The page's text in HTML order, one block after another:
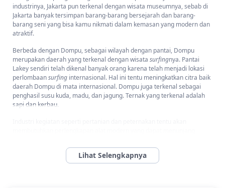
industrinya, Jakarta pun terkenal dengan wisata museumnya, sebab di
Jakarta banyak tersimpan barang-barang bersejarah dan barang-
barang seni yang bisa kamu nikmati dalam kemasan yang modern dan
atraktif.
Berbeda dengan Dompu, sebagai wilayah dengan pantai, Dompu
merupakan daerah yang terkenal dengan wisata surfingnya. Pantai
Lakey sendiri telah dikenal banyak orang karena telah menjadi lokasi
perlombaansurfing internasional. Hal ini tentu meningkatkan citra baik
daerah Dompu di mata internasional. Dompu juga terkenal sebagai
penghasil susu kuda, madu, dan jagung. Ternak yang terkenal adalah
sapi dan kerbau.
manufaktur yang banyak menciptakan alat/mesin bisa menjadi
distributor Anda dalam hal melengkapi kebutuhan mesin-mesin dalam